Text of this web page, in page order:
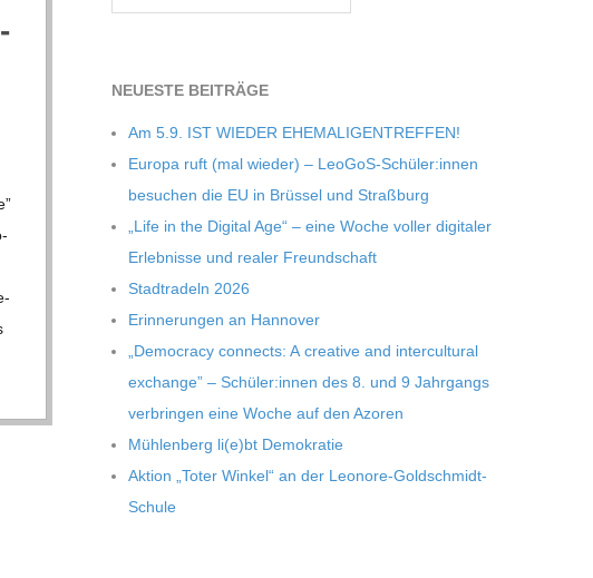
NEU­ESTE BEITRÄGE
Am 5.9. IST WIEDER EHEMALIGENTREFFEN!
Europa ruft (mal wie­der) – LeoGoS-Schüler:innen
besu­chen die EU in Brüs­sel und Straßburg
„Life in the Digi­tal Age“ – eine Woche vol­ler digi­ta­ler
Erleb­nisse und rea­ler Freundschaft
Stadt­ra­deln 2026
Erin­ne­run­gen an Hannover
„Demo­cracy con­nects: A crea­tive and inter­cul­tu­ral
exch­ange” – Schüler:innen des 8. und 9 Jahr­gangs
ver­brin­gen eine Woche auf den Azoren
Müh­len­berg li(e)bt Demokratie
Aktion „Toter Win­kel“ an der Leonore-Goldschmidt-
Schule